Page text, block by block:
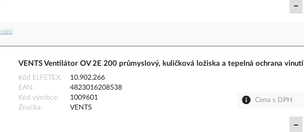
VENTS Ventilátor OV 2E 200 průmyslový, kuličková ložiska a tepelná ochrana vinutí
Kód ELFETEX
10.902.266
EAN
4823016208538
Kód výrobce
1009601
Značka
VENTS
Cena s DPH